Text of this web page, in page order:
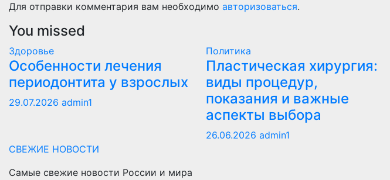
Для отправки комментария вам необходимо авторизоваться.
You missed
Здоровье
Особенности лечения
периодонтита у взрослых
29.07.2026 admin1
Политика
Пластическая хирургия:
виды процедур,
показания и важные
аспекты выбора
26.06.2026 admin1
СВЕЖИЕ НОВОСТИ
Самые свежие новости России и мира